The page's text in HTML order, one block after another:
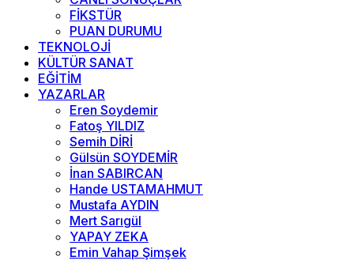
FİKSTÜR
PUAN DURUMU
TEKNOLOJİ
KÜLTÜR SANAT
EĞİTİM
YAZARLAR
Eren Soydemir
Fatoş YILDIZ
Semih DİRİ
Gülsün SOYDEMİR
İnan SABIRCAN
Hande USTAMAHMUT
Mustafa AYDIN
Mert Sarıgül
YAPAY ZEKA
Emin Vahap Şimşek